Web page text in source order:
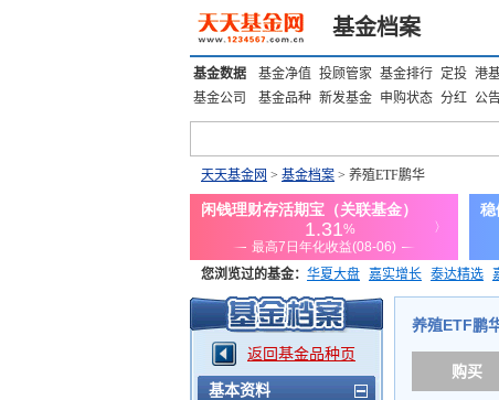
基金档案
基金数据 基金净值 投顾管家 基金排行 定投 港
基金公司
基金品种 新发基金 申购状态 分红 公
天天基金网 > 基金档案 > 养殖ETF鹏华
您浏览过的基金： 华夏大盘 嘉实增长 泰达精选
添富优势 华安宏利 上证180价值ETF
返回基金品种页
基本资料
养殖ETF鹏
购买